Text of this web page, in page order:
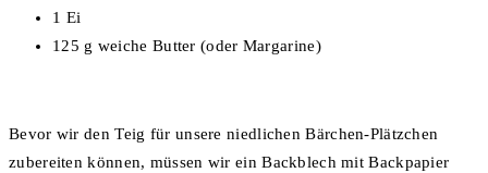
1 Ei
125 g weiche Butter (oder Margarine)
Bevor wir den Teig für unsere niedlichen Bärchen-Plätzchen
zubereiten können, müssen wir ein Backblech mit Backpapier